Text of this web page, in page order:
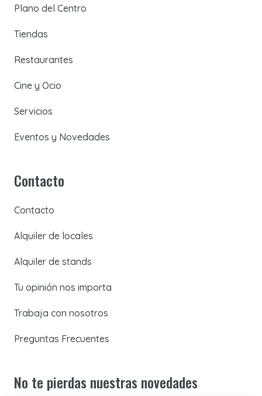
Plano del Centro
Tiendas
Restaurantes
Cine y Ocio
Servicios
Eventos y Novedades
Contacto
Contacto
Alquiler de locales
Alquiler de stands
Tu opinión nos importa
Trabaja con nosotros
Preguntas Frecuentes
No te pierdas nuestras novedades